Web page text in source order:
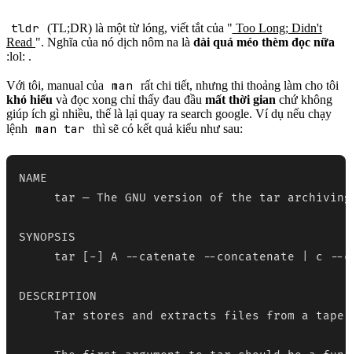
tldr (TL;DR) là một từ lóng, viết tắt của " Too Long; Didn't
Read ". Nghĩa của nó dịch nôm na là dài quá méo thèm đọc nữa
:lol: .
Với tôi, manual của man
rất chi tiết, nhưng thi thoảng làm cho tôi
khó hiểu và đọc xong chỉ thấy đau đầu mất thời gian chứ không
giúp ích gì nhiều, thế là lại quay ra search google. Ví dụ nếu chạy
lệnh
man tar thì sẽ có kết quả kiểu như sau:
NAME
tar — The GNU version of the tar
SYNOPSIS
tar [-] A --catenate --concatenate | c
DESCRIPTION
Tar stores and extracts files from a tape